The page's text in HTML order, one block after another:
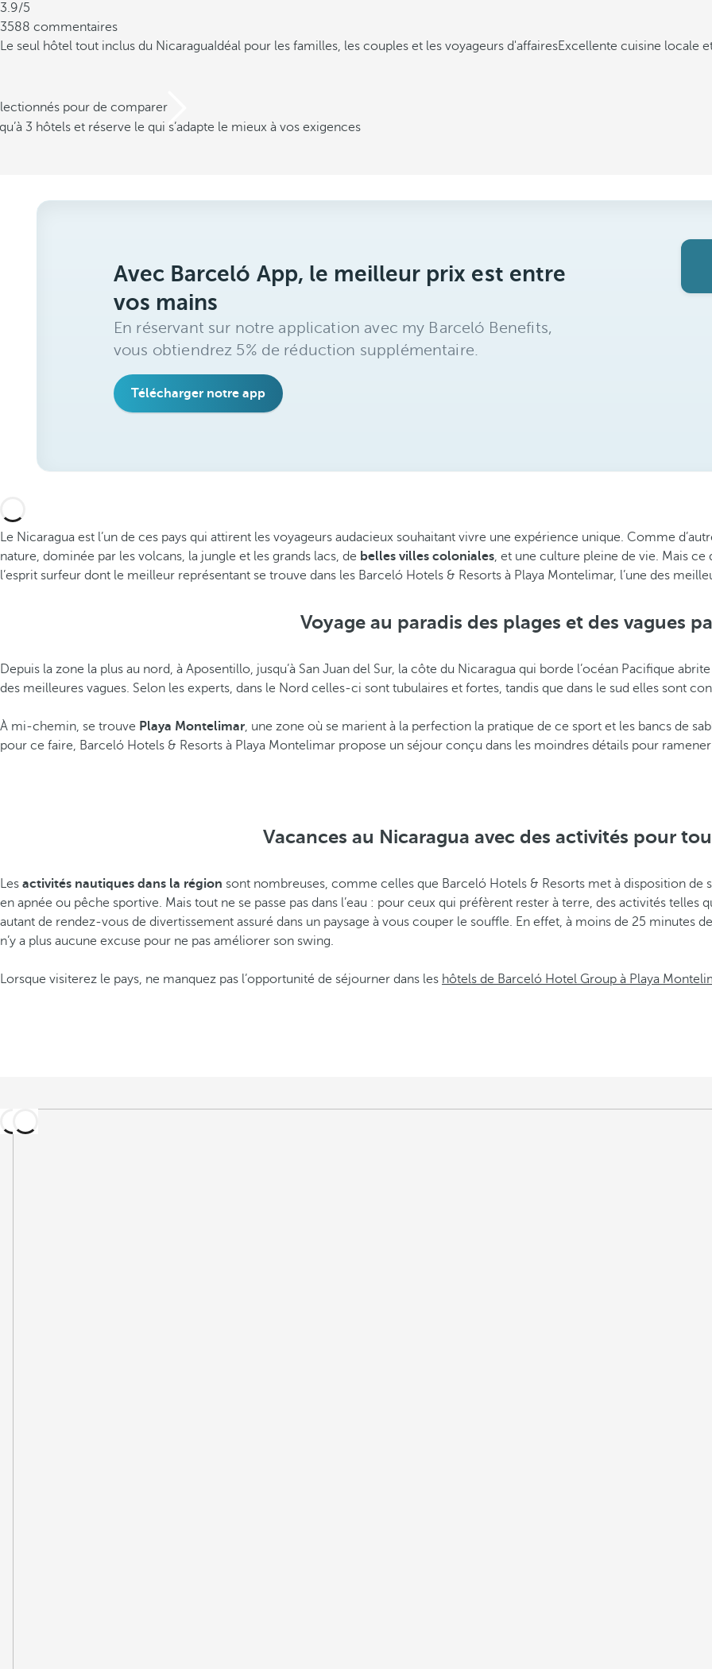
3.9/5
3588 commentaires
Le seul hôtel tout inclus du Nicaragua Idéal pour les familles, les couples et les voyageurs d'affairesExcellente cuisine locale
pour de comparer
3 hôtels et réserve le qui s’adapte le mieux à vos exigences
Avec Barceló App, le meilleur prix est entre
vos mains
En réservant sur notre application avec my Barceló Benefits,
vous obtiendrez 5% de réduction supplémentaire.
Télécharger notre app
Le Nicaragua est l’un de ces pays qui attirent les voyageurs audacieux souhaitant vivre une expérience unique. Comme
nature, dominée par les volcans, la jungle et les grands lacs, de belles villes coloniales, et une culture pleine de vie. Mais
l’esprit surfeur dont le meilleur représentant se trouve dans les Barceló Hotels & Resorts à Playa Montelimar, l’une des
Voyage au paradis des plages et des vagues
Depuis la zone la plus au nord, à Aposentillo, jusqu’à San Juan del Sur, la côte du Nicaragua qui borde l’océan Pacifique
des meilleures vagues. Selon les experts, dans le Nord celles-ci sont tubulaires et fortes, tandis que dans le sud elles sont
À mi-chemin, se trouve Playa Montelimar, une zone où se marient à la perfection la pratique de ce sport et les bancs de
pour ce faire, Barceló Hotels & Resorts à Playa Montelimar propose un séjour conçu dans les moindres détails pour
Vacances au Nicaragua avec des activités pour
Les activités nautiques dans la région sont nombreuses, comme celles que Barceló Hotels & Resorts met à disposition
en apnée ou pêche sportive. Mais tout ne se passe pas dans l’eau : pour ceux qui préfèrent rester à terre, des activités telles
autant de rendez-vous de divertissement assuré dans un paysage à vous couper le souffle. En effet, à moins de 25 minutes
n’y a plus aucune excuse pour ne pas améliorer son swing.
Lorsque visiterez le pays, ne manquez pas l’opportunité de séjourner dans les hôtels de Barceló Hotel Group à Playa